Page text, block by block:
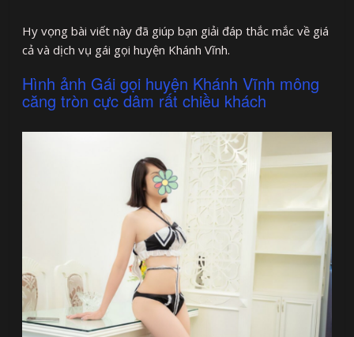
Hy vọng bài viết này đã giúp bạn giải đáp thắc mắc về giá
cả và dịch vụ gái gọi huyện Khánh Vĩnh.
Hình ảnh Gái gọi huyện Khánh Vĩnh mông
căng tròn cực dâm rất chiều khách